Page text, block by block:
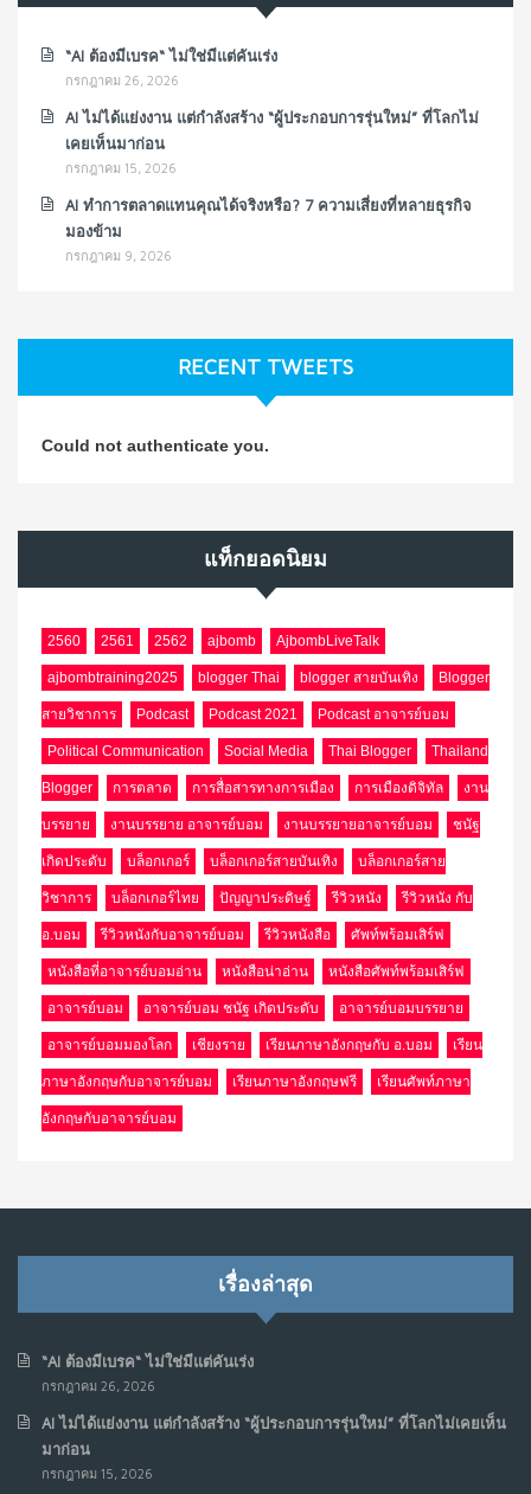
“AI ต้องมีเบรค“ ไม่ใช่มีแต่คันเร่ง
กรกฎาคม 26, 2026
AI ไม่ได้แย่งงาน แต่กำลังสร้าง “ผู้ประกอบการรุ่นใหม่” ที่โลกไม่
เคยเห็นมาก่อน
กรกฎาคม 15, 2026
AI ทำการตลาดแทนคุณได้จริงหรือ? 7 ความเสี่ยงที่หลายธุรกิจ
มองข้าม
กรกฎาคม 9, 2026
RECENT TWEETS
Could not authenticate you.
แท็กยอดนิยม
2560 2561 2562 ajbomb AjbombLiveTalk
ajbombtraining2025 blogger Thai blogger สายบันเทิง Blogger
สายวิชาการ Podcast Podcast 2021 Podcast อาจารย์บอม
Political Communication Social Media Thai Blogger Thailand
Blogger การตลาด การสื่อสารทางการเมือง การเมืองดิจิทัล งาน
บรรยาย งานบรรยาย อาจารย์บอม งานบรรยายอาจารย์บอม ชนัฐ
เกิดประดับ บล็อกเกอร์ บล็อกเกอร์สายบันเทิง บล็อกเกอร์สาย
วิชาการ บล็อกเกอร์ไทย ปัญญาประดิษฐ์ รีวิวหนัง รีวิวหนัง กับ
อ.บอม รีวิวหนังกับอาจารย์บอม รีวิวหนังสือ ศัพท์พร้อมเสิร์ฟ
หนังสือที่อาจารย์บอมอ่าน หนังสือน่าอ่าน หนังสือศัพท์พร้อมเสิร์ฟ
อาจารย์บอม อาจารย์บอม ชนัฐ เกิดประดับ อาจารย์บอมบรรยาย
อาจารย์บอมมองโลก เชียงราย เรียนภาษาอังกฤษกับ อ.บอม เรียน
ภาษาอังกฤษกับอาจารย์บอม เรียนภาษาอังกฤษฟรี เรียนศัพท์ภาษา
อังกฤษกับอาจารย์บอม
เรื่องล่าสุด
“AI ต้องมีเบรค“ ไม่ใช่มีแต่คันเร่ง
กรกฎาคม 26, 2026
AI ไม่ได้แย่งงาน แต่กำลังสร้าง “ผู้ประกอบการรุ่นใหม่” ที่โลกไม่เคยเห็น
มาก่อน
กรกฎาคม 15, 2026